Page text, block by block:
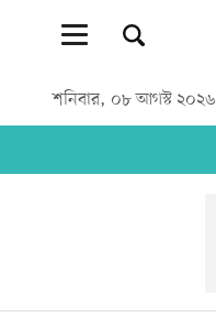
শনিবার, ০৮ আগস্ট ২০২৬